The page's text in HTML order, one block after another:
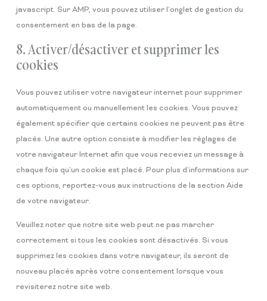
javascript. Sur AMP, vous pouvez utiliser l’onglet de gestion du
consentement en bas de la page.
8. Activer/désactiver et supprimer les
cookies
Vous pouvez utiliser votre navigateur internet pour supprimer
automatiquement ou manuellement les cookies. Vous pouvez
également spécifier que certains cookies ne peuvent pas être
placés. Une autre option consiste à modifier les réglages de
votre navigateur Internet afin que vous receviez un message à
chaque fois qu’un cookie est placé. Pour plus d’informations sur
ces options, reportez-vous aux instructions de la section Aide
de votre navigateur.
Veuillez noter que notre site web peut ne pas marcher
correctement si tous les cookies sont désactivés. Si vous
supprimez les cookies dans votre navigateur, ils seront de
nouveau placés après votre consentement lorsque vous
revisiterez notre site web.